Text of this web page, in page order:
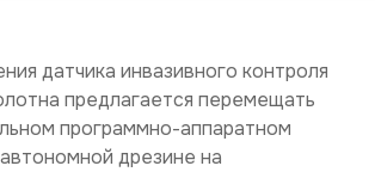
датчика инвазивного контроля
предлагается перемещать
программно-аппаратном
дрезине на